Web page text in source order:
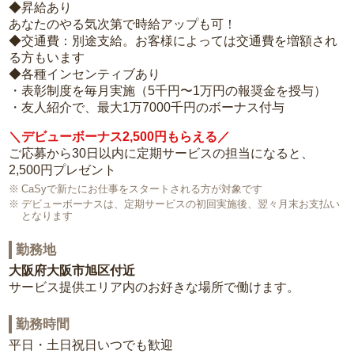
◆昇給あり
あなたのやる気次第で時給アップも可！
◆交通費：別途支給。お客様によっては交通費を増額され
る方もいます
◆各種インセンティブあり
・表彰制度を毎月実施（5千円〜1万円の報奨金を授与）
・友人紹介で、最大1万7000千円のボーナス付与
＼デビューボーナス2,500円もらえる／
ご応募から30日以内に定期サービスの担当になると、
2,500円プレゼント
CaSyで新たにお仕事をスタートされる方が対象です
デビューボーナスは、定期サービスの初回実施後、翌々月末お支払い
となります
勤務地
大阪府大阪市旭区付近
サービス提供エリア内のお好きな場所で働けます。
勤務時間
平日・土日祝日いつでも歓迎